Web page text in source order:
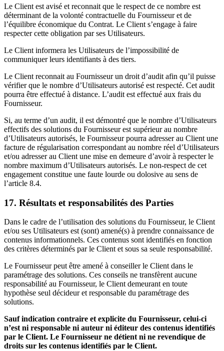
Le Client est avisé et reconnait que le respect de ce nombre est
déterminant de la volonté contractuelle du Fournisseur et de
l’équilibre économique du Contrat. Le Client s’engage à faire
respecter cette obligation par ses Utilisateurs.
Le Client informera les Utilisateurs de l’impossibilité de
communiquer leurs identifiants à des tiers.
Le Client reconnait au Fournisseur un droit d’audit afin qu’il puisse
vérifier que le nombre d’Utilisateurs autorisé est respecté. Cet audit
pourra être effectué à distance. L’audit est effectué aux frais du
Fournisseur.
Si, au terme d’un audit, il est démontré que le nombre d’Utilisateurs
effectifs des solutions du Fournisseur est supérieur au nombre
d’Utilisateurs autorisés, le Fournisseur pourra adresser au Client une
facture de régularisation correspondant au nombre réel d’Utilisateurs
et/ou adresser au Client une mise en demeure d’avoir à respecter le
nombre maximum d’Utilisateurs autorisés. Le non-respect de cet
engagement constitue une faute lourde ou dolosive au sens de
l’article 8.4.
17. Résultats et responsabilités des Parties
Dans le cadre de l’utilisation des solutions du Fournisseur, le Client
et/ou ses Utilisateurs est (sont) amené(s) à prendre connaissance de
contenus informationnels. Ces contenus sont identifiés en fonction
des critères déterminés par le Client et sous sa seule responsabilité.
Le Fournisseur peut être amené à conseiller le Client dans le
paramétrage des solutions. Ces conseils ne transfèrent aucune
responsabilité au Fournisseur, le Client demeurant en toute
hypothèse seul décideur et responsable du paramétrage des
solutions.
Sauf indication contraire et explicite du Fournisseur, celui-ci
n’est ni responsable ni auteur ni éditeur des contenus identifiés
par le Client. Le Fournisseur ne détient ni ne revendique de
droits sur les contenus identifiés par le Client.